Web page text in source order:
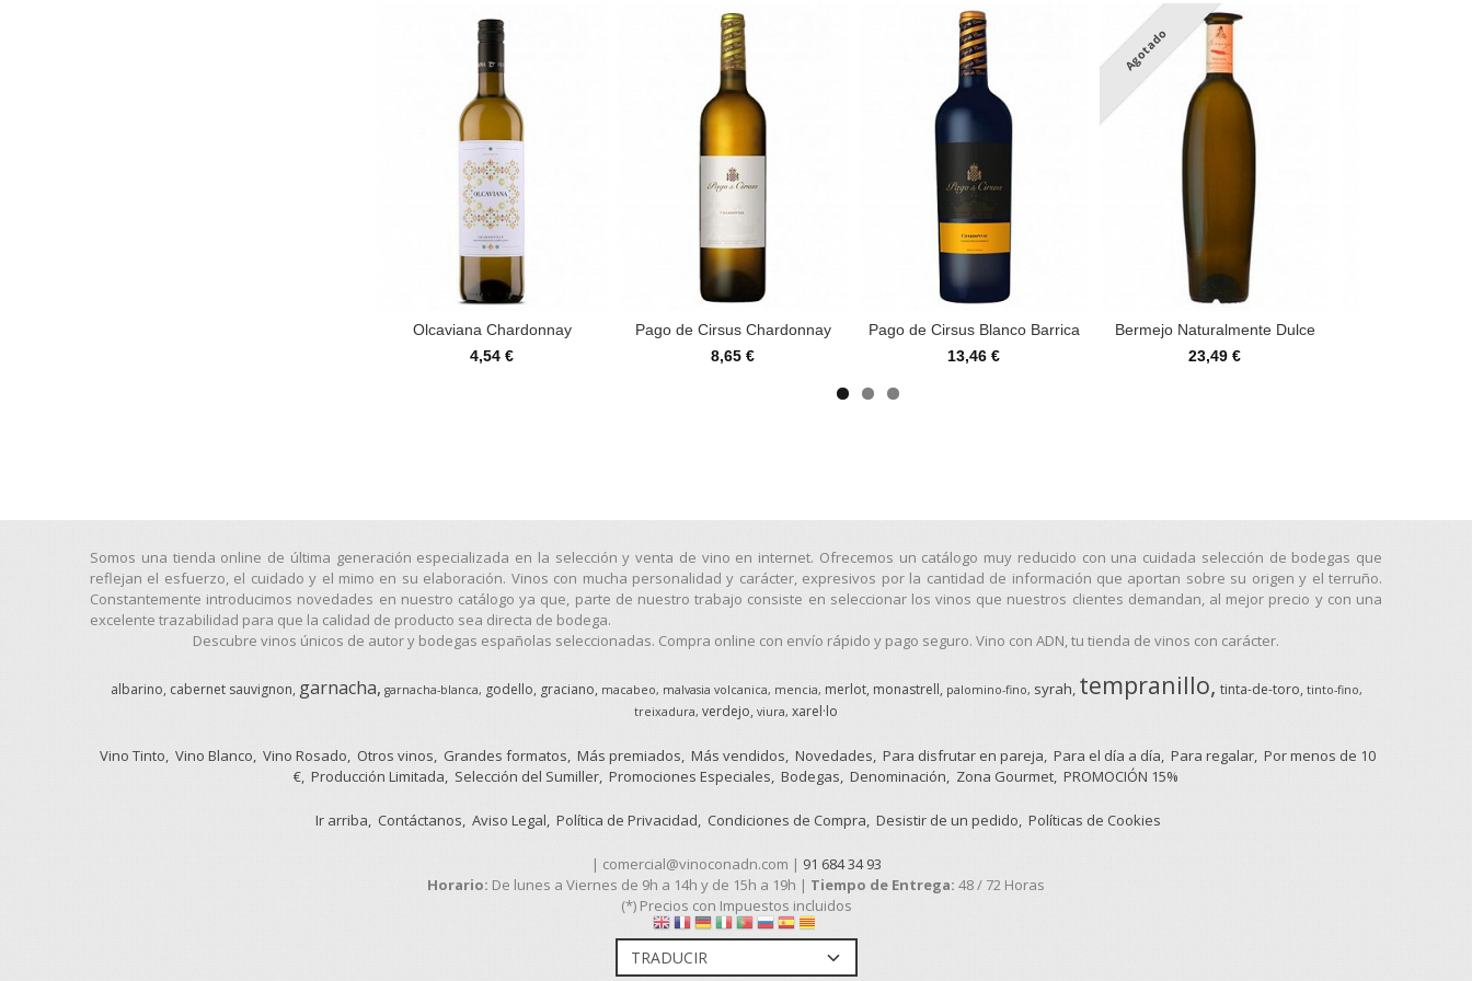
Olcaviana Chardonnay
4,54 €
Pago de Cirsus Chardonnay
8,65 €
Pago de Cirsus Blanco Barrica
13,46 €
Agotado
Bermejo Naturalmente Dulce
23,49 €
Somos una tienda online de última generación especializada en la selección y venta de vino en internet. Ofrecemos un catálogo muy reducido con una cuidada selección de bodegas que
reflejan el esfuerzo, el cuidado y el mimo en su elaboración. Vinos con mucha personalidad y carácter, expresivos por la cantidad de información que aportan sobre su origen y el terruño.
Constantemente introducimos novedades en nuestro catálogo ya que, parte de nuestro trabajo consiste en seleccionar los vinos que nuestros clientes demandan, al mejor precio y con una
excelente trazabilidad para que la calidad de producto sea directa de bodega.
Descubre vinos únicos de autor y bodegas españolas seleccionadas. Compra online con envío rápido y pago seguro. Vino con ADN, tu tienda de vinos con carácter.
albarino cabernet sauvignon garnacha garnacha-blanca godello graciano macabeo malvasia volcanica mencia merlot monastrell palomino-fino syrah tempranillo tinta-de-toro tinto-fino
treixadura verdejo viura xarel·lo
Vino Tinto Vino Blanco Vino Rosado Otros vinos Grandes formatos Más premiados Más vendidos Novedades Para disfrutar en pareja Para el día a día Para regalar Por menos de 10
€ Producción Limitada Selección del Sumiller Promociones Especiales Bodegas Denominación Zona Gourmet PROMOCIÓN 15%
Ir arriba Contáctanos Aviso Legal Política de Privacidad Condiciones de Compra Desistir de un pedido Políticas de Cookies
| comercial@vinoconadn.com | 91 684 34 93
Horario: De lunes a Viernes de 9h a 14h y de 15h a 19h | Tiempo de Entrega: 48 / 72 Horas
(*) Precios con Impuestos incluidos